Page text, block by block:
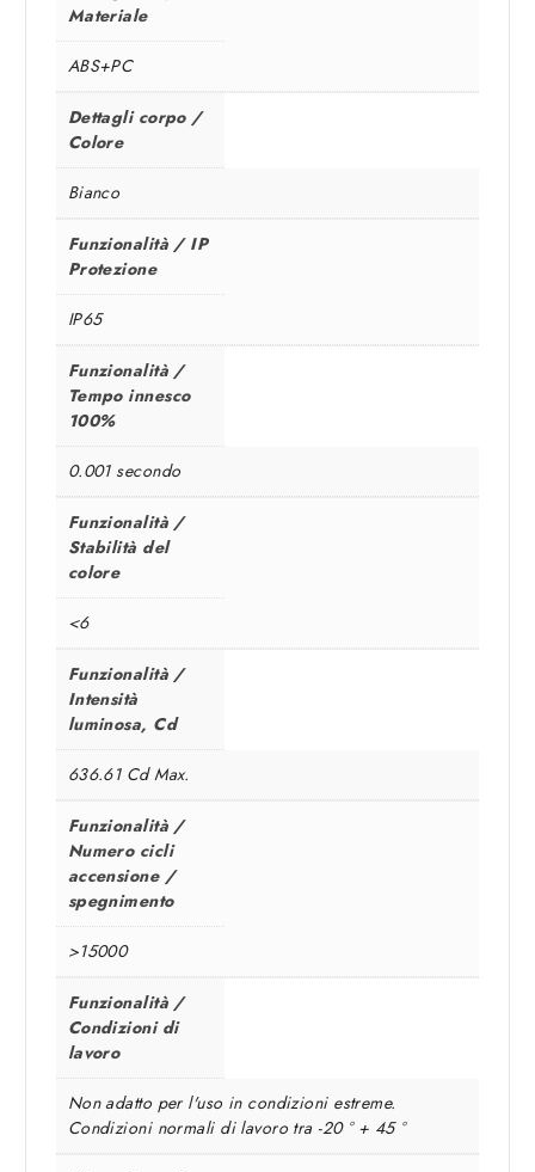
Materiale
ABS+PC
Dettagli corpo /
Colore
Bianco
Funzionalità / IP
Protezione
IP65
Funzionalità /
Tempo innesco
100%
0.001 secondo
Funzionalità /
Stabilità del
colore
<6
Funzionalità /
Intensità
luminosa, Cd
636.61 Cd Max.
Funzionalità /
Numero cicli
accensione /
spegnimento
>15000
Funzionalità /
Condizioni di
lavoro
Non adatto per l'uso in condizioni estreme.
Condizioni normali di lavoro tra -20 ° + 45 °